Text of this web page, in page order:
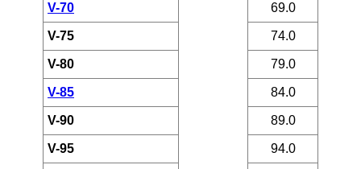
V-70 69.0
V-75 74.0
V-80 79.0
V-85 84.0
V-90 89.0
V-95 94.0